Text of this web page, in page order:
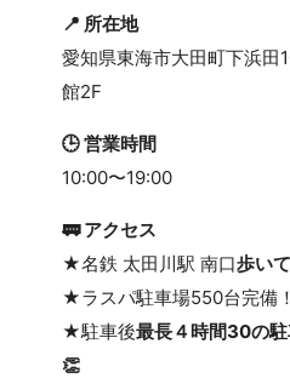
📍 所在地
愛知県東海市大田町下浜田
館2F
🕒 営業時間
10:00〜19:00
🚃 アクセス
★名鉄 太田川駅 南口歩い
★ラスパ駐車場550台完備
★駐車後最長４時間30の
👏